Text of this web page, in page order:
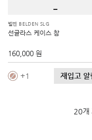
벨덴 BELDEN SLG
선글라스 케이스 참
160,000 원
1 재입고 알
20개